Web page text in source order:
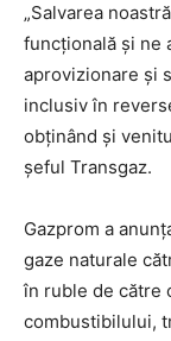
„Salvarea
funcţională şi ne
aprovizionare şi
inclusiv în
obţinând şi
şeful Transgaz.
Gazprom a
gaze naturale
în ruble de către
combustibilului,